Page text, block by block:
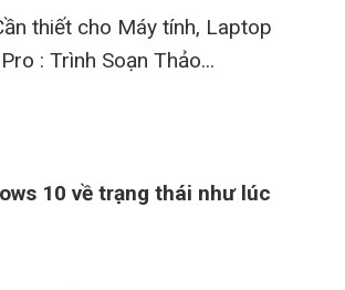
thiết cho Máy tính, Laptop
: Trình Soạn Thảo...
10 về trạng thái như lúc